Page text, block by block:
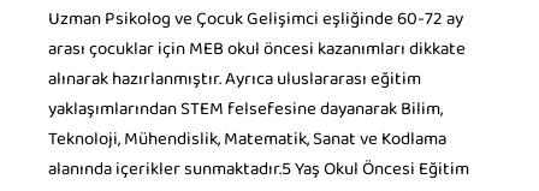
Uzman Psikolog ve Çocuk Gelişimci eşliğinde 60-72 ay
arası çocuklar için MEB okul öncesi kazanımları dikkate
alınarak hazırlanmıştır. Ayrıca uluslararası eğitim
yaklaşımlarından STEM felsefesine dayanarak Bilim,
Teknoloji, Mühendislik, Matematik, Sanat ve Kodlama
alanında içerikler sunmaktadır.5 Yaş Okul Öncesi Eğitim